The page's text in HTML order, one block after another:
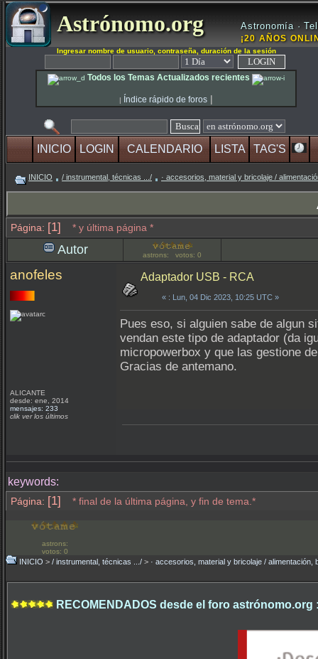
Astrónomo.org Astronomía ·
¡20 AÑOS
Ingresar nombre de usuario, contraseña, duración de la sesión
Todos los Temas Actualizados recientes
| Índice rápido de foros |
INICIO LOGIN CALENDARIO LISTA TAG'S
INICIO / instrumental, técnicas .../ · accesorios, material y bricolaje /
Página: [1] * y última página *
Autor astrons: votos: 0
anofeles
ALICANTE
desde: ene, 2014
mensajes: 233
clik ver los últimos
Adaptador USB - RCA
« : Lun, 04 Dic 2023, 10:25 UTC »
Pues eso, si alguien sabe de algun
vendan este tipo de adaptador (da
micropowerbox y que las gestione
Gracias de antemano.
keywords:
Página: [1] * final de la última página, y fin de tema.*
astrons:
votos: 0
INICIO > / instrumental, técnicas .../ > · accesorios, material y bricolaje /
RECOMENDADOS desde el foro astrónomo.org